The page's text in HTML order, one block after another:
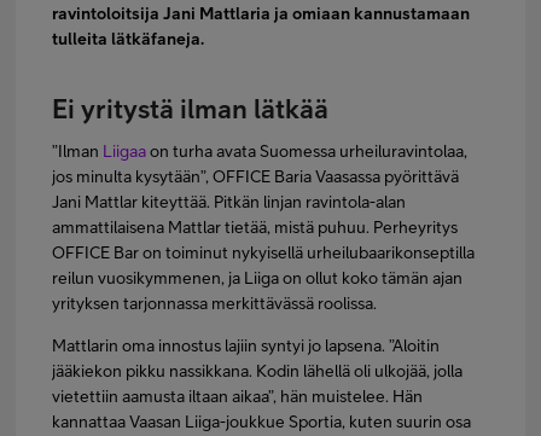
ravintoloitsija Jani Mattlaria ja omiaan kannustamaan
tulleita lätkäfaneja.
Ei yritystä ilman lätkää
”Ilman Liigaaon turha avata Suomessa urheiluravintolaa,
jos minulta kysytään”, OFFICE Baria Vaasassa pyörittävä
Jani Mattlar kiteyttää. Pitkän linjan ravintola-alan
ammattilaisena Mattlar tietää, mistä puhuu. Perheyritys
OFFICE Bar on toiminut nykyisellä urheilubaarikonseptilla
reilun vuosikymmenen, ja Liiga on ollut koko tämän ajan
yrityksen tarjonnassa merkittävässä roolissa.
Mattlarin oma innostus lajiin syntyi jo lapsena. ”Aloitin
jääkiekon pikku nassikkana. Kodin lähellä oli ulkojää, jolla
vietettiin aamusta iltaan aikaa”, hän muistelee. Hän
kannattaa Vaasan Liiga-joukkue Sportia, kuten suurin osa